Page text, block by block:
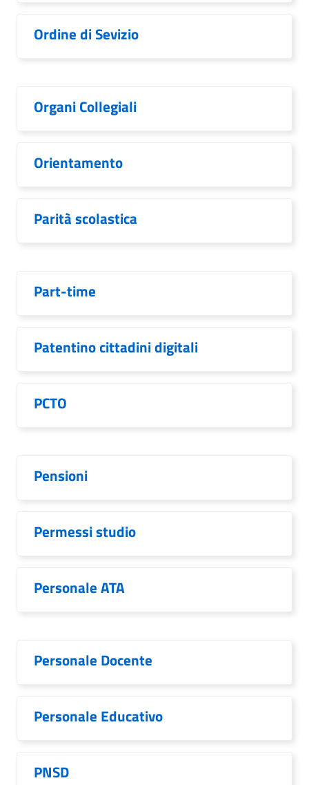
Ordine di Sevizio
Organi Collegiali
Orientamento
Parità scolastica
Part-time
Patentino cittadini digitali
PCTO
Pensioni
Permessi studio
Personale ATA
Personale Docente
Personale Educativo
PNSD